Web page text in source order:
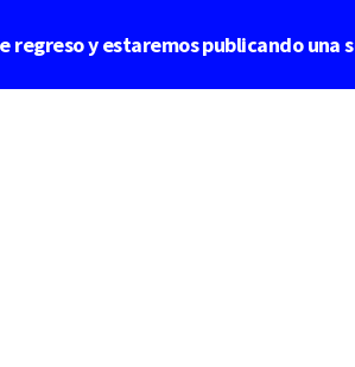
regreso y estaremos publicando